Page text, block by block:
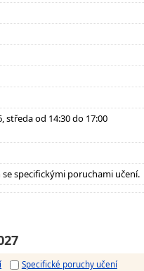
středa od 14:30 do 17:00
specifickými poruchami učení.
Specifické poruchy učení